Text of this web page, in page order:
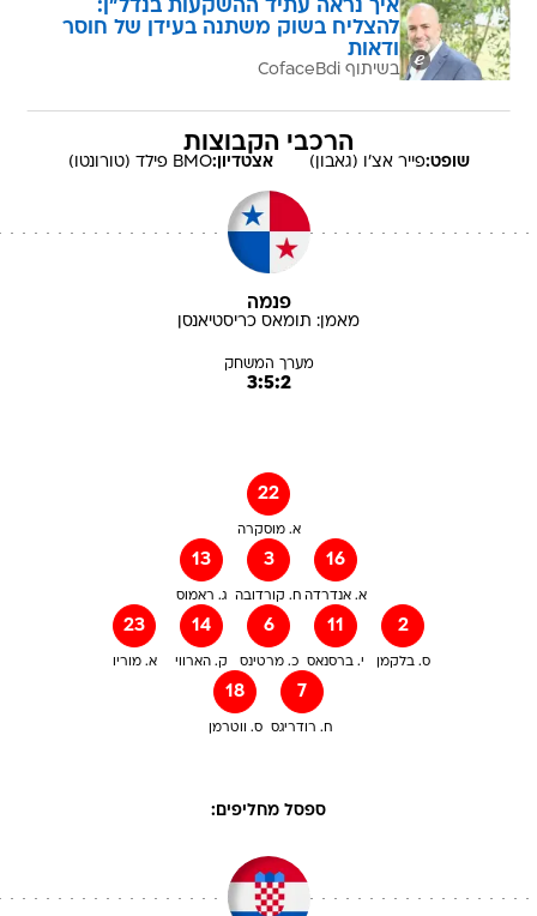
איך נראה עתיד ההשקעות בנדל"ן:
להצליח בשוק משתנה בעידן של חוסר
ודאות
בשיתוף CofaceBdi
הרכבי הקבוצות
שופט:פייר אצ'ו (גאבון) אצטדיון:BMO פילד (טורונטו)
פנמה
מאמן: תומאס כריסטיאנסן
מערך המשחק
3:5:2
22
א. מוסקרה
13
ג. ראמוס
3
ח. קורדובה
16
א. אנדרדה
23
א. מוריו
14
ק. הארווי
6
כ. מרטינס
11
י. ברסנאס
2
ס. בלקמן
18
ס. ווטרמן
7
ח. רודריגס
ספסל מחליפים: